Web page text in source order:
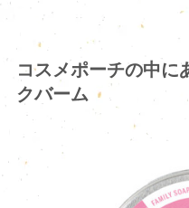
コスメポーチの中に
クバーム